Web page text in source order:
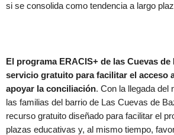
si se consolida como tendencia a largo
El programa ERACIS+ de las Cuevas
servicio gratuito para facilitar el acceso
apoyar la conciliación. Con la llegada del
las familias del barrio de Las Cuevas de
recurso gratuito diseñado para facilitar el
plazas educativas y, al mismo tiempo,